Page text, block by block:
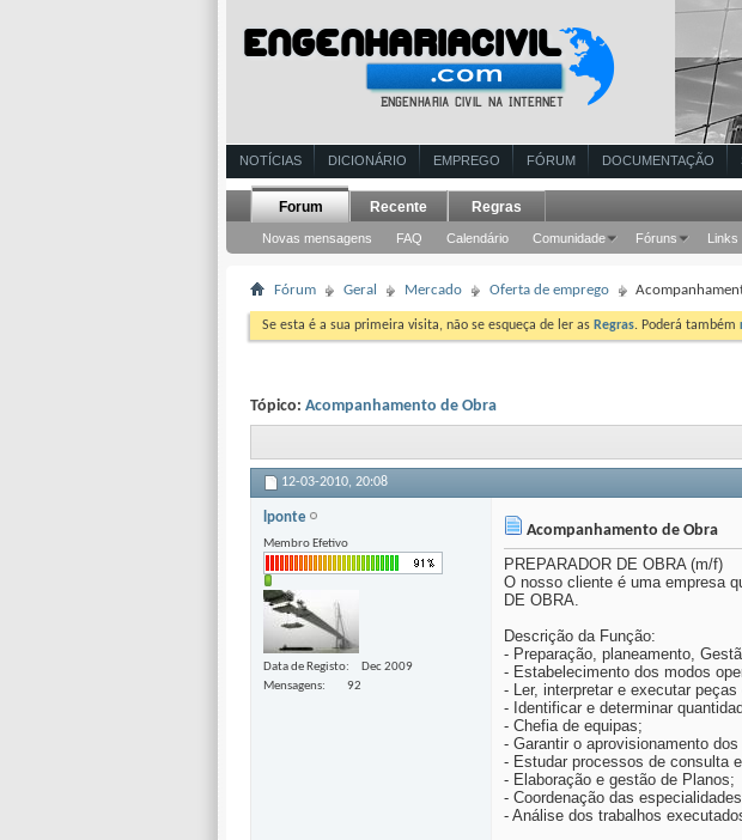
NOTÍCIAS DICIONÁRIO EMPREGO FÓRUM DOCUMENTAÇÃO
Forum
Novas mensagens FAQ Calendário Comunidade Fóruns Links
Recente Regras
Fórum Geral Mercado Oferta de emprego
Se esta é a sua primeira visita, não se esqueça de ler as Regras. Poderá também
Tópico: Acompanhamento de Obra
12-03-2010, 20:08
lponte
Membro Efetivo
Data de Registo
Dec 2009
Mensagens
92
Acompanhamento de Obra
PREPARADOR DE OBRA (m/f)
O nosso cliente é uma empresa
DE OBRA.
Descrição da Função:
- Preparação, planeamento,
- Estabelecimento dos modos
- Ler, interpretar e executar
- Identificar e determinar
- Chefia de equipas;
- Garantir o aprovisionamento
- Estudar processos de consulta
- Elaboração e gestão de Planos;
- Coordenação das
- Análise dos trabalhos